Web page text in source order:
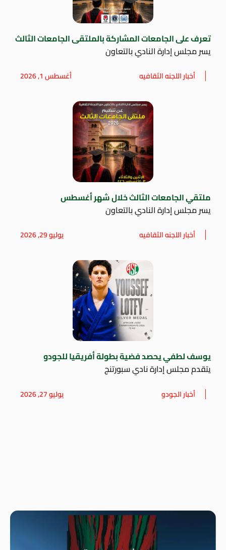
تعرف على الجامعات المشاركة بالملتقى الجامعات الثالث
يسر مجلس إدارة النادي بالتعاون
أخبار اللجنه الثقافيه أغسطس 1, 2026
ملتقي الجامعات الثالث خلال شهر أغسطس
يسر مجلس إدارة النادي بالتعاون
أخبار اللجنه الثقافيه يوليو 29, 2026
يوسف لطفي يحصد فضية بطولة أفريقيا للجودو
يتقدم مجلس إدارة نادي سبورتنج
أخبار الجودو يوليو 27, 2026